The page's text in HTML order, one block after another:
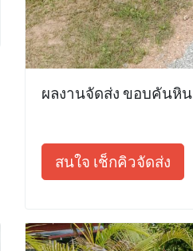
ผลงานจัดส่ง ขอบคันหิน
สนใจ เช็กคิวจัดส่ง